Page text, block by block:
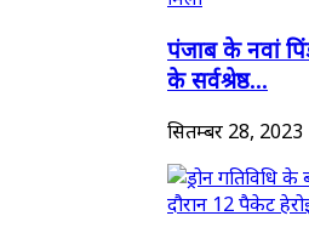
पंजाब के नवां
के सर्वश्रेष्ठ...
सितम्बर 28, 2023